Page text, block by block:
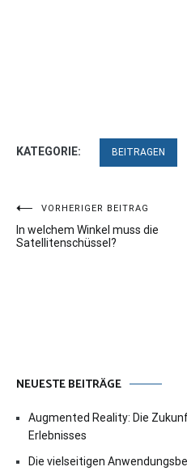
KATEGORIE: BEITRAGEN
Beitragsnavigation
VORHERIGER BEITRAG
In welchem Winkel muss die
Satellitenschüssel?
NEUESTE BEITRÄGE
Augmented Reality: Die
Erlebnisses
Die vielseitigen